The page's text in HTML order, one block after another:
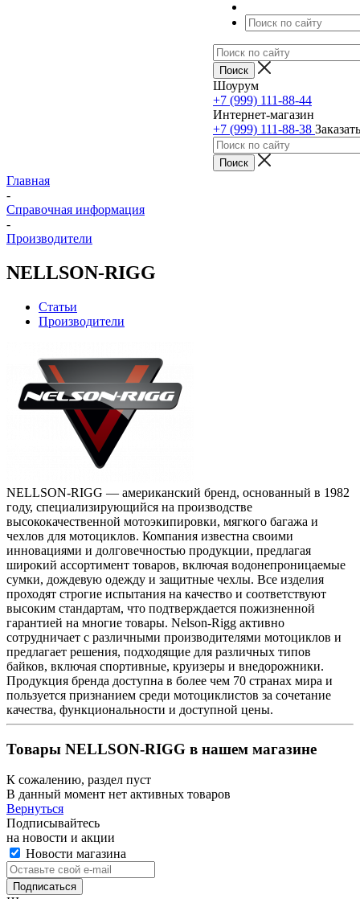
Шоурум
+7 (999) 111-88-44
Интернет-магазин
+7 (999) 111-88-38
Главная
-
Справочная информация
-
Производители
NELLSON-RIGG
Статьи
Производители
NELLSON-RIGG — американский бренд, основанный в 1982
году, специализирующийся на производстве
высококачественной мотоэкипировки, мягкого багажа и
чехлов для мотоциклов. Компания известна своими
инновациями и долговечностью продукции, предлагая
широкий ассортимент товаров, включая водонепроницаемые
сумки, дождевую одежду и защитные чехлы. Все изделия
проходят строгие испытания на качество и соответствуют
высоким стандартам, что подтверждается пожизненной
гарантией на многие товары. Nelson-Rigg активно
сотрудничает с различными производителями мотоциклов и
предлагает решения, подходящие для различных типов
байков, включая спортивные, круизеры и внедорожники.
Продукция бренда доступна в более чем 70 странах мира и
пользуется признанием среди мотоциклистов за сочетание
качества, функциональности и доступной цены.
Товары NELLSON-RIGG в нашем магазине
К сожалению, раздел пуст
В данный момент нет активных товаров
Вернуться
Подписывайтесь
на новости и акции
Новости магазина